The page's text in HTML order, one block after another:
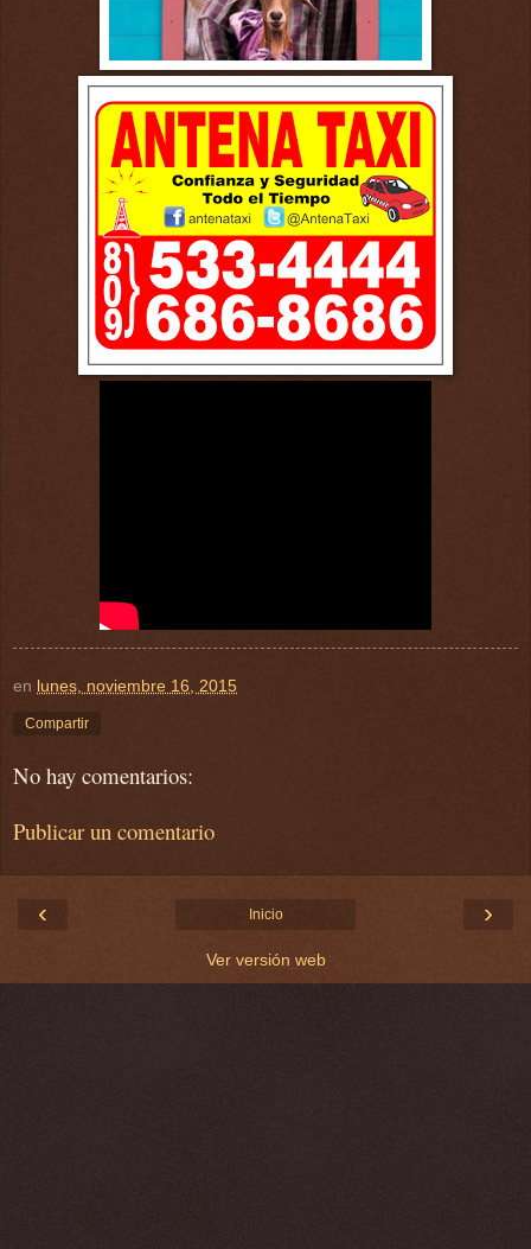
en lunes, noviembre 16, 2015
Compartir
No hay comentarios:
Publicar un comentario
‹ ›
Inicio
Ver versión web